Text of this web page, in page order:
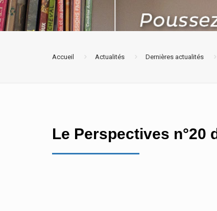
Accueil Actualités Dernières actualités
Le Perspectives n°20